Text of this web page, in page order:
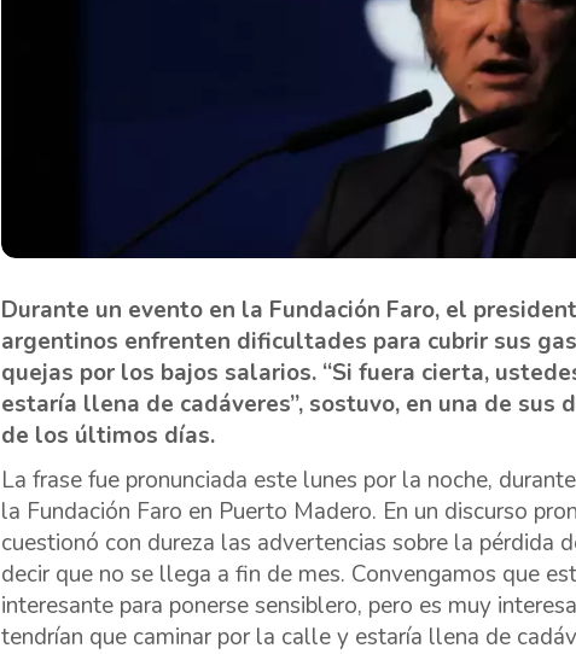
Durante un evento en la Fundación Faro, el
argentinos enfrenten dificultades para cubrir sus
quejas por los bajos salarios. “Si fuera cierta,
estaría llena de cadáveres”, sostuvo, en una de sus
de los últimos días.
La frase fue pronunciada este lunes por la noche,
la Fundación Faro en Puerto Madero. En un discurso
cuestionó con dureza las advertencias sobre la pérdida
decir que no se llega a fin de mes. Convengamos que
interesante para ponerse sensiblero, pero es muy
tendrían que caminar por la calle y estaría llena de